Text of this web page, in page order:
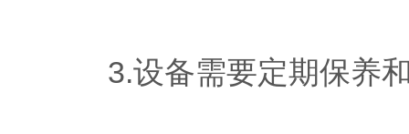
3.设备需要定期保养和